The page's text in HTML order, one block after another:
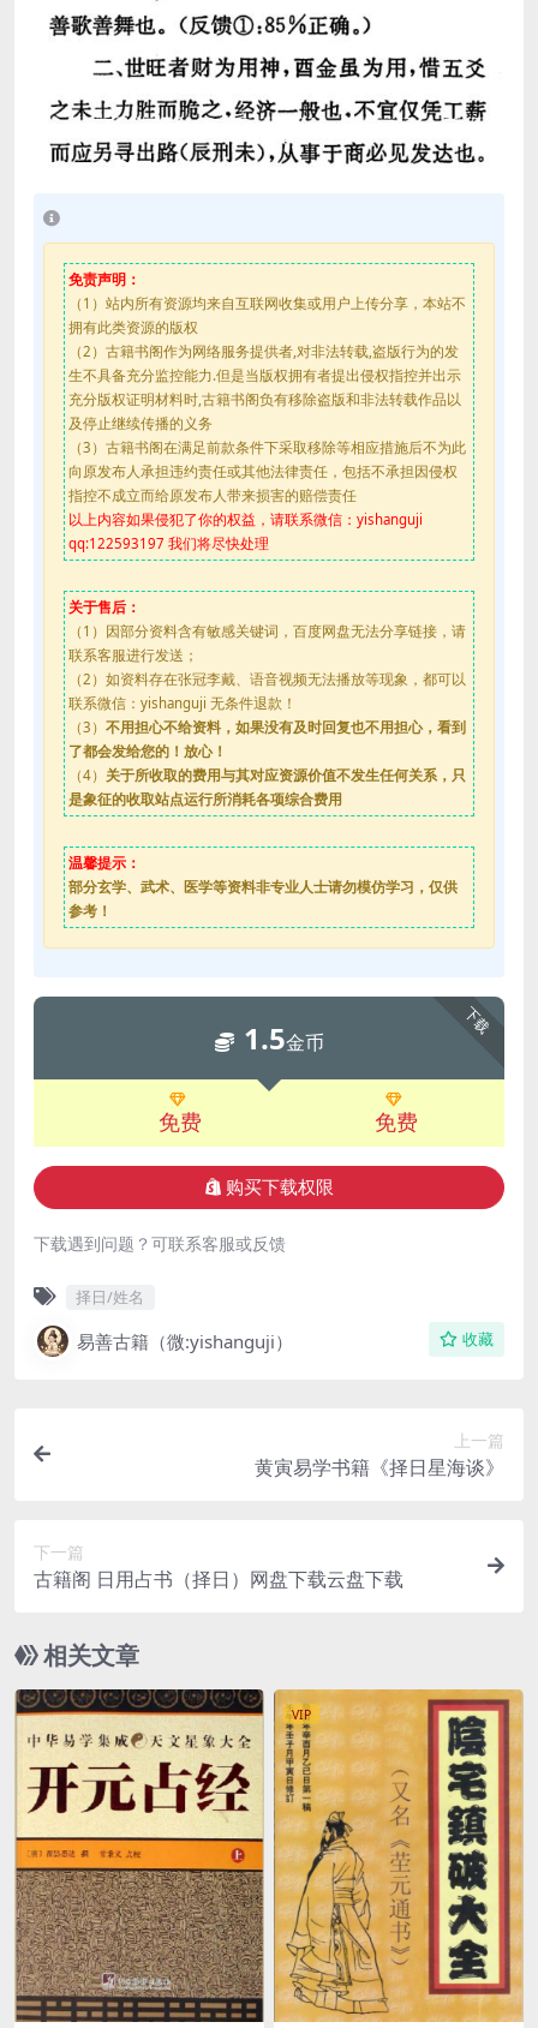
免责声明：
（1）站内所有资源均来自互联网收集或用户上传分享，本站不
拥有此类资源的版权
（2）古籍书阁作为网络服务提供者,对非法转载,盗版行为的发
生不具备充分监控能力.但是当版权拥有者提出侵权指控并出示
充分版权证明材料时,古籍书阁负有移除盗版和非法转载作品以
及停止继续传播的义务
（3）古籍书阁在满足前款条件下采取移除等相应措施后不为此
向原发布人承担违约责任或其他法律责任，包括不承担因侵权
指控不成立而给原发布人带来损害的赔偿责任
以上内容如果侵犯了你的权益，请联系微信：yishanguji
qq:122593197 我们将尽快处理
关于售后：
（1）因部分资料含有敏感关键词，百度网盘无法分享链接，请
联系客服进行发送；
（2）如资料存在张冠李戴、语音视频无法播放等现象，都可以
联系微信：yishanguji 无条件退款！
（3） 不用担心不给资料，如果没有及时回复也不用担心，看到
了都会发给您的！放心！
（4） 关于所收取的费用与其对应资源价值不发生任何关系，只
是象征的收取站点运行所消耗各项综合费用
温馨提示：
部分玄学、武术、医学等资料非专业人士请勿模仿学习，仅供
参考！
下载
1.5金币
免费 免费
购买下载权限
下载遇到问题？可联系客服或反馈
择日/姓名
易善古籍（微:yishanguji） 收藏
上一篇
黄寅易学书籍《择日星海谈》
下一篇
古籍阁 日用占书（择日）网盘下载云盘下载
相关文章
VIP